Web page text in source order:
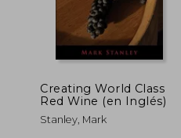
Creating World Class
Red Wine (en Inglés)
Stanley, Mark